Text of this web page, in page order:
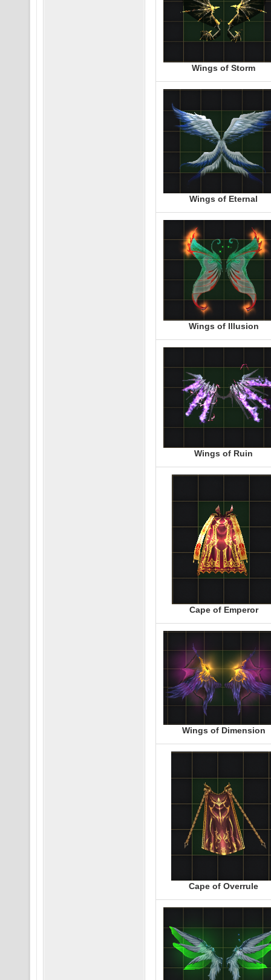
Wings of Storm
Wings of Eternal
Wings of Illusion
Wings of Ruin
Cape of Emperor
Wings of Dimension
Cape of Overrule